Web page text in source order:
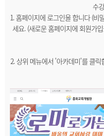
수
1. 홈페이지에 로그인을 합니다 (비
세요. (새로운 홈페이지에 회원가
2. 상위 메뉴에서 '아카데미'를 클릭